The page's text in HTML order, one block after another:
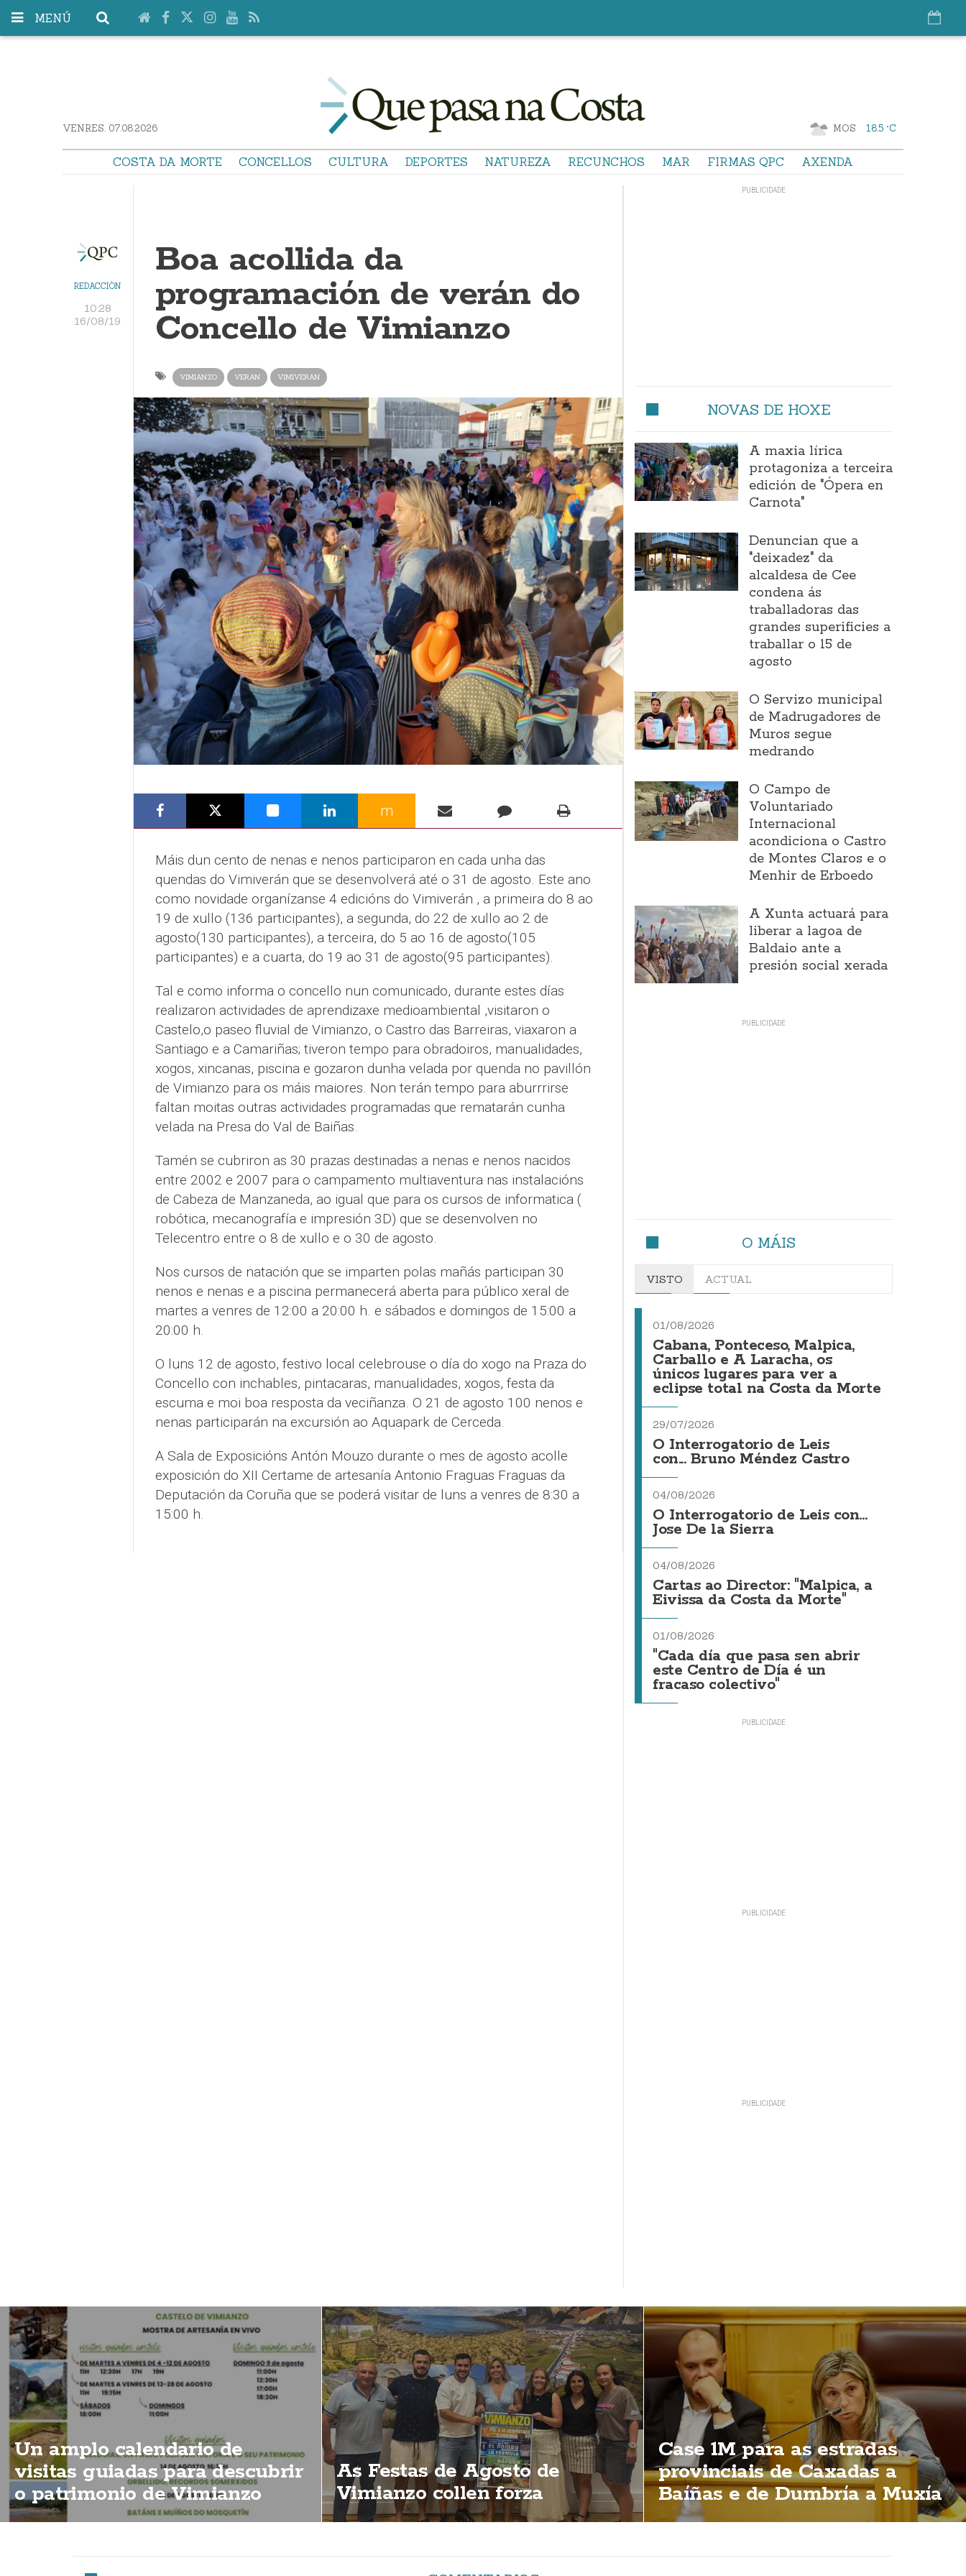
MENÚ
VENRES. 07.08.2026 MOS 18.5 °C
COSTA DA MORTE CONCELLOS CULTURA DEPORTES NATUREZA RECUNCHOS MAR FIRMAS QPC AXENDA
REDACCIÓN
10:28
16/08/19
Boa acollida da
programación de verán do
Concello de Vimianzo
VIMIANZO VERAN VIMIVERAN
m
Máis dun cento de nenas e nenos participaron en cada unha das
quendas do Vimiverán que se desenvolverá até o 31 de agosto. Este ano
como novidade organízanse 4 edicións do Vimiverán , a primeira do 8 ao
19 de xullo (136 participantes), a segunda, do 22 de xullo ao 2 de
agosto(130 participantes), a terceira, do 5 ao 16 de agosto(105
participantes) e a cuarta, do 19 ao 31 de agosto(95 participantes).
Tal e como informa o concello nun comunicado, durante estes días
realizaron actividades de aprendizaxe medioambiental ,visitaron o
Castelo,o paseo fluvial de Vimianzo, o Castro das Barreiras, viaxaron a
Santiago e a Camariñas; tiveron tempo para obradoiros, manualidades,
xogos, xincanas, piscina e gozaron dunha velada por quenda no pavillón
de Vimianzo para os máis maiores. Non terán tempo para aburrrirse
faltan moitas outras actividades programadas que rematarán cunha
velada na Presa do Val de Baiñas.
Tamén se cubriron as 30 prazas destinadas a nenas e nenos nacidos
entre 2002 e 2007 para o campamento multiaventura nas instalacións
de Cabeza de Manzaneda, ao igual que para os cursos de informatica (
robótica, mecanografía e impresión 3D) que se desenvolven no
Telecentro entre o 8 de xullo e o 30 de agosto.
Nos cursos de natación que se imparten polas mañás participan 30
nenos e nenas e a piscina permanecerá aberta para público xeral de
martes a venres de 12:00 a 20:00 h. e sábados e domingos de 15:00 a
20:00 h.
O luns 12 de agosto, festivo local celebrouse o día do xogo na Praza do
Concello con inchables, pintacaras, manualidades, xogos, festa da
escuma e moi boa resposta da veciñanza. O 21 de agosto 100 nenos e
nenas participarán na excursión ao Aquapark de Cerceda.
A Sala de Exposicións Antón Mouzo durante o mes de agosto acolle
exposición do XII Certame de artesanía Antonio Fraguas Fraguas da
Deputación da Coruña que se poderá visitar de luns a venres de 8:30 a
15:00 h.
NOVAS DE HOXE
A maxia lírica
protagoniza a terceira
edición de "Ópera en
Carnota"
Denuncian que a
"deixadez" da
alcaldesa de Cee
condena ás
traballadoras das
grandes superificies a
traballar o 15 de
agosto
O Servizo municipal
de Madrugadores de
Muros segue
medrando
O Campo de
Voluntariado
Internacional
acondiciona o Castro
de Montes Claros e o
Menhir de Erboedo
A Xunta actuará para
liberar a lagoa de
Baldaio ante a
presión social xerada
O MÁIS
VISTO ACTUAL
01/08/2026
Cabana, Ponteceso, Malpica,
Carballo e A Laracha, os
únicos lugares para ver a
eclipse total na Costa da Morte
29/07/2026
O Interrogatorio de Leis
con... Bruno Méndez Castro
04/08/2026
O Interrogatorio de Leis con...
Jose De la Sierra
04/08/2026
Cartas ao Director: "Malpica, a
Eivissa da Costa da Morte"
01/08/2026
"Cada día que pasa sen abrir
este Centro de Día é un
fracaso colectivo"
Un amplo calendario de
visitas guiadas para descubrir
o patrimonio de Vimianzo
As Festas de Agosto de
Vimianzo collen forza
Case 1M para as estradas
provinciais de Caxadas a
Baíñas e de Dumbría a Muxía